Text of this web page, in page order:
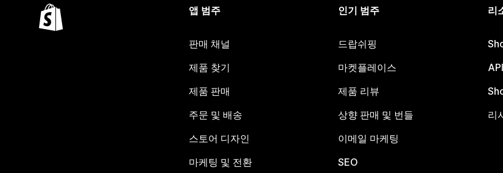
앱 범주
판매 채널
제품 찾기
제품 판매
주문 및 배송
스토어 디자인
마케팅 및 전환
인기 범주
드랍쉬핑
마켓플레이스
제품 리뷰
상향 판매 및 번들
이메일 마케팅
SEO
리
리